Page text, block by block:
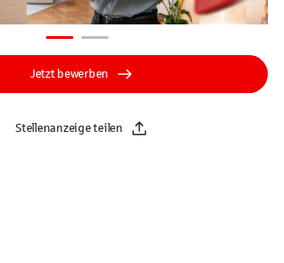
Jetzt bewerben
Stellenanzeige teilen